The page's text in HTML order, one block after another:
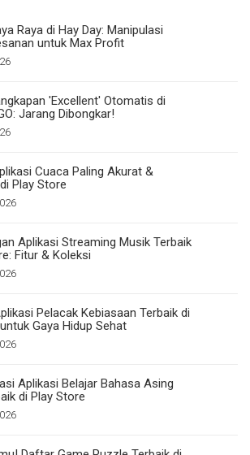
Raya di Hay Day: Manipulasi
untuk Max Profit
'Excellent' Otomatis di
Jarang Dibongkar!
Cuaca Paling Akurat &
Play Store
Aplikasi Streaming Musik Terbaik
Fitur & Koleksi
Pelacak Kebiasaan Terbaik di
Gaya Hidup Sehat
Aplikasi Belajar Bahasa Asing
di Play Store